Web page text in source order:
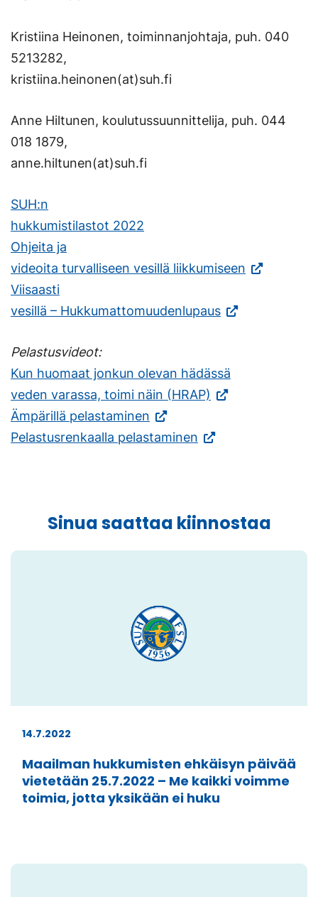
Kristiina Heinonen, toiminnanjohtaja, puh. 040
5213282,
kristiina.heinonen(at)suh.fi
Anne Hiltunen, koulutussuunnittelija, puh. 044
018 1879,
anne.hiltunen(at)suh.fi
SUH:n
hukkumistilastot 2022
Ohjeita ja
videoita turvalliseen vesillä liikkumiseen
Viisaasti
vesillä – Hukkumattomuudenlupaus
Pelastusvideot:
Kun huomaat jonkun olevan hädässä
veden varassa, toimi näin (HRAP)
Ämpärillä pelastaminen (Vieraile
ulkoisella
uuteen
Pelastusrenkaalla pelastaminen (Vieraile
avautuu
Sinua saattaa kiinnostaa
14.7.2022
Maailman hukkumisten ehkäisyn päivää
vietetään 25.7.2022 – Me kaikki voimme
toimia, jotta yksikään ei huku